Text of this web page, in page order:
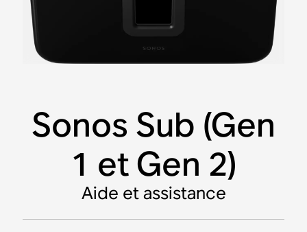
Sonos Sub (Gen
1 et Gen 2)
Aide et assistance